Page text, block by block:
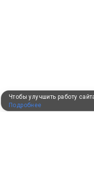
Чтобы улучшить работу
Подробнее